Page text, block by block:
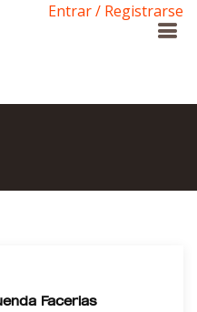
Entrar / Registrarse
Facerias